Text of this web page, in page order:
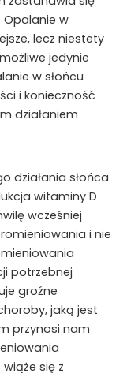
w
lecz niestety
jedynie
w słońcu
i konieczność
działaniem
działania słońca
witaminy D
wcześniej
i nie
potrzebnej
groźne
jaką jest
przynosi nam
się z